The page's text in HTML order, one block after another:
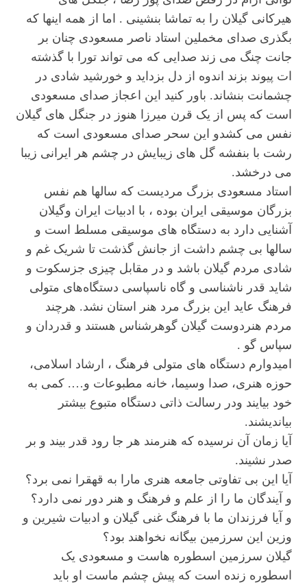
هیرکانی گیلان را به تماشا بنشینی . اما از همه اینها که
بگذری صدای مخملین استاد ناصر مسعودی چنان بر
جانت چنگ می زند صدایی که می تواند تورا با گذشته
ات پیوند بزند اندوه از دل بزداید و خورشید شادی در
چشمانت بنشاند. باور کنید این اعجاز صدای مسعودی
است که پس از یک قرن میرزا هنوز در جنگل های گیلان
نفس می کشدو این سحر صدای مسعودی است که
رشت با بنفشه گل های زیبایش در چشم هر ایرانی زیبا
می درخشد.
استاد مسعودی بزرگ مردیست که سالها هم نفس
بزرگان موسیقی ایران بوده ، با ادبیات ایران وگیلان
آشنایی دارد به دستگاه های موسیقی مسلط است و
سالها بی چشم داشت از جانش گذشت تا شریک غم و
شادی مردم گیلان باشد و در مقابل چیزی جزسکوت و
شاید قدر ناشناسی و گاه ناسپاسی دستگاه‌های متولی
فرهنگ عاید این بزرگ مرد هنر استان نشد. هرچند
مردم هنردوست گیلان گوهرشناس هستند و قدردان و
سپاس گو .
امیدوارم دستگاه های متولی فرهنگ ، ارشاد اسلامی،
حوزه هنری، صدا وسیما، خانه مطبوعات و…. کمی به
خود بیایند ودر رسالت ذاتی دستگاه متبوع بیشتر
بیاندیشند.
آیا زمان آن نرسیده که هنرمند هر جا رود قدر بیند و بر
صدر نشیند.
آیا این بی تفاوتی جامعه هنری مارا به قهقرا نمی برد؟
و آیندگان ما را از علم و فرهنگ و هنر دور نمی دارد؟
و آیا فرزندان ما با فرهنگ غنی گیلان و ادبیات شیرین و
وزین این سرزمین بیگانه نخواهند بود؟
گیلان سرزمین اسطوره هاست و مسعودی یک
اسطوره زنده است که پیش چشم ماست او باید